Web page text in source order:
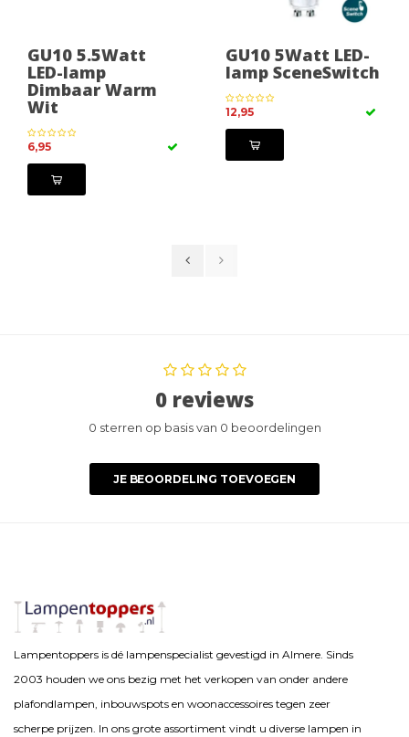
GU10 5.5Watt
LED-lamp
Dimbaar Warm
Wit
6,95
GU10 5Watt LED-
lamp SceneSwitch
12,95
0 reviews
0 sterren op basis van 0 beoordelingen
JE BEOORDELING TOEVOEGEN
Lampentoppers is dé lampenspecialist gevestigd in Almere. Sinds
2003 houden we ons bezig met het verkopen van onder andere
plafondlampen, inbouwspots en woonaccessoires tegen zeer
scherpe prijzen. In ons grote assortiment vindt u diverse lampen in